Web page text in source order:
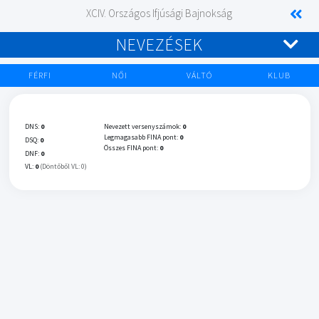
XCIV. Országos Ifjúsági Bajnokság
NEVEZÉSEK
FÉRFI NŐI VÁLTÓ KLUB
DNS: 0
DSQ: 0
DNF: 0
VL: 0 (Döntőből VL: 0)
Nevezett versenyszámok: 0
Legmagasabb FINA pont: 0
Összes FINA pont: 0